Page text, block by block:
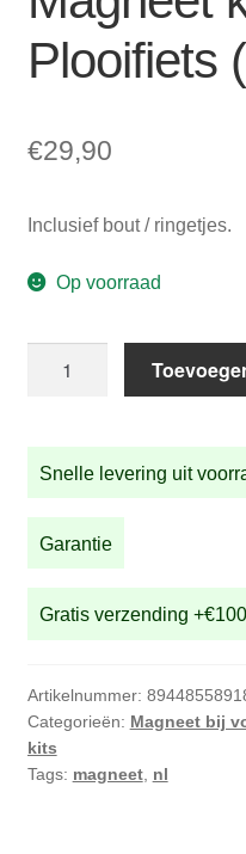
Plooifiets
€29,90
Inclusief bout / ringetjes.
Op voorraad
Plooifiets
(bij
aantal
Snelle levering uit
Garantie
Gratis verzending
Artikelnummer:
Categorieën: Magneet bij
kits
Tags: magneet, nl